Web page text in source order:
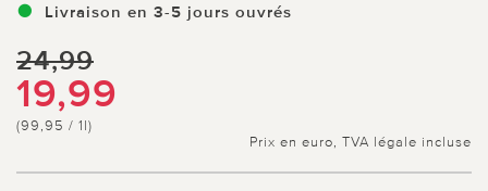
Livraison en 3-5 jours ouvrés
24,99
19,99
(99,95 / 1l)
Prix en euro, TVA légale incluse